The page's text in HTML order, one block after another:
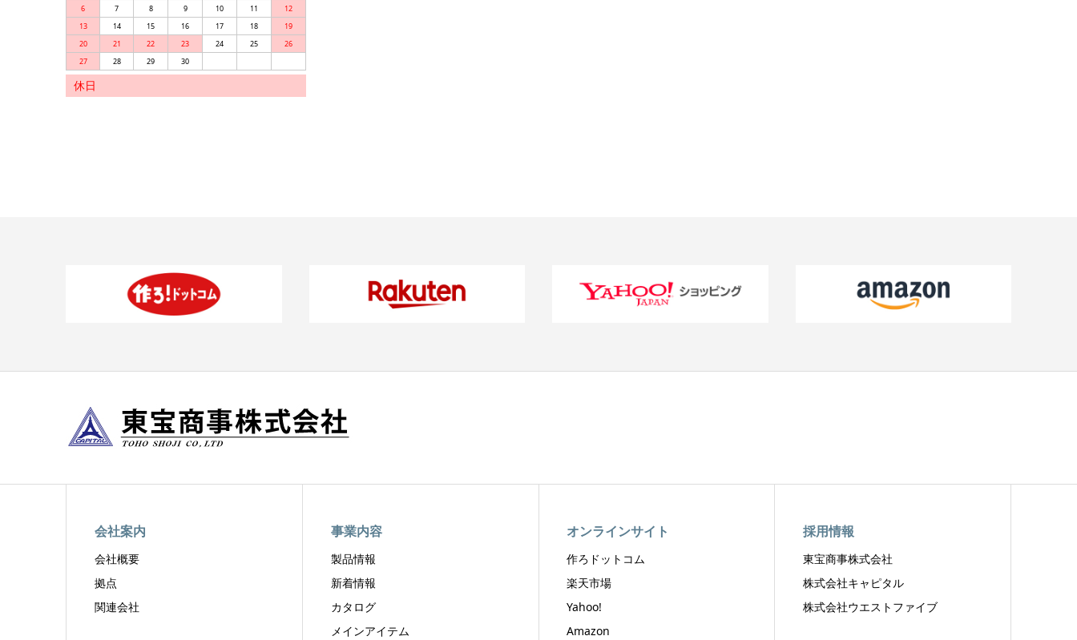
6
7 8 9 10 11
12
13
14 15 16 17 18
19
20
21 22 23 24 25
26
27
28 29 30
休日
会社案内
会社概要
拠点
関連会社
事業内容
製品情報
新着情報
カタログ
メインアイテム
オンラインサイト
作ろドットコム
楽天市場
Yahoo!
Amazon
採用情報
東宝商事株式会社
株式会社キャピタル
株式会社ウエストファイブ